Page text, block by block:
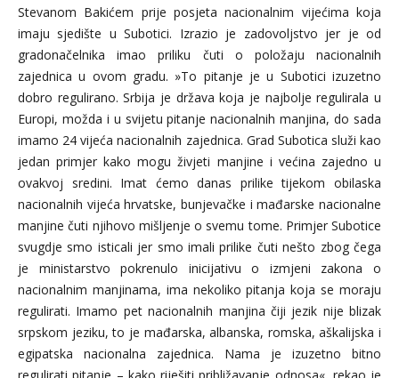
Stevanom Bakićem prije posjeta nacionalnim vijećima koja
imaju sjedište u Subotici. Izrazio je zadovoljstvo jer je od
gradonačelnika imao priliku čuti o položaju nacionalnih
zajednica u ovom gradu. »To pitanje je u Subotici izuzetno
dobro regulirano. Srbija je država koja je najbolje regulirala u
Europi, možda i u svijetu pitanje nacionalnih manjina, do sada
imamo 24 vijeća nacionalnih zajednica. Grad Subotica služi kao
jedan primjer kako mogu živjeti manjine i većina zajedno u
ovakvoj sredini. Imat ćemo danas prilike tijekom obilaska
nacionalnih vijeća hrvatske, bunjevačke i mađarske nacionalne
manjine čuti njihovo mišljenje o svemu tome. Primjer Subotice
svugdje smo isticali jer smo imali prilike čuti nešto zbog čega
je ministarstvo pokrenulo inicijativu o izmjeni zakona o
nacionalnim manjinama, ima nekoliko pitanja koja se moraju
regulirati. Imamo pet nacionalnih manjina čiji jezik nije blizak
srpskom jeziku, to je mađarska, albanska, romska, aškalijska i
egipatska nacionalna zajednica. Nama je izuzetno bitno